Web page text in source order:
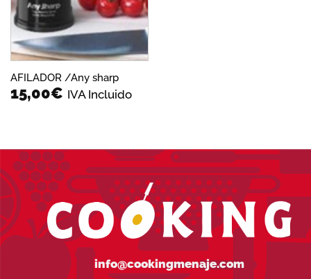
AFILADOR /Any sharp
15,00€ IVA Incluido
info@cookingmenaje.com